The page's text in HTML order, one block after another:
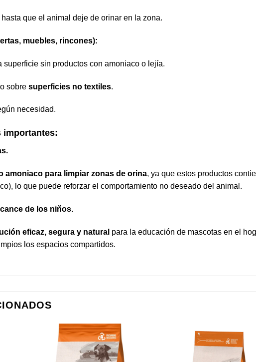
que el animal deje de orinar en la zona.
muebles, rincones):
superficie sin productos con amoniaco o lejía.
sobre superficies no textiles.
necesidad.
importantes:
amoniaco para limpiar zonas de orina, ya que estos productos
lo que puede reforzar el comportamiento no deseado del animal.
de los niños.
eficaz, segura y natural para la educación de mascotas en el
los espacios compartidos.